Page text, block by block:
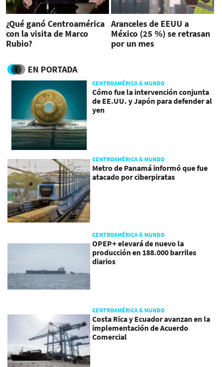
¿Qué ganó Centroamérica
con la visita de Marco
Rubio?
Aranceles de EEUU a
México (25 %) se retrasan
por un mes
EN PORTADA
CENTROAMÉRICA & MUNDO
Cómo fue la intervención conjunta
de EE.UU. y Japón para defender al
yen
CENTROAMÉRICA & MUNDO
Metro de Panamá informó que fue
atacado por ciberpiratas
CENTROAMÉRICA & MUNDO
OPEP+ elevará de nuevo la
producción en 188.000 barriles
diarios
CENTROAMÉRICA & MUNDO
Costa Rica y Ecuador avanzan en la
implementación de Acuerdo
Comercial